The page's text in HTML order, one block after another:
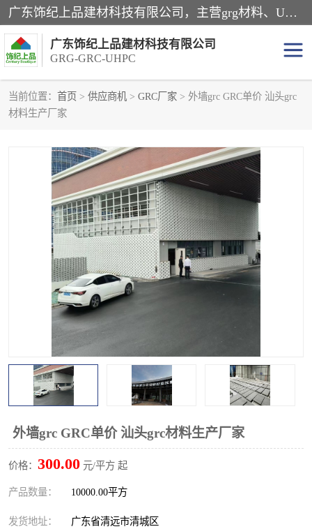
广东饰纪上品建材科技有限公司，主营grg材料、UHPC板、grc构件、uhpc幕墙板、grg厂家、grc厂家、uhpc厂家、GRG吊顶、grg石膏板、grg构件、外墙grc线条、grg造型、grg材料定制，uhpc高性能混凝土，uhpc构件，uhpc镂空挂板，grg材料生产厂家，广东grg厂家，广东grc厂家，联系方式*，2万平厂房，如果您对我公司的产品服务感兴趣，请联系我们。
广东饰纪上品建材科技有限公司
GRG-GRC-UHPC
当前位置： 首页 > 供应商机 > GRC厂家 > 外墙grc GRC单价 汕头grc
材料生产厂家
外墙grc GRC单价 汕头grc材料生产厂家
价格： 300.00 元/平方 起
产品数量： 10000.00平方
发货地址： 广东省清远市清城区
GRG构件
UHPC构件 发泡陶瓷装饰构件
GRG造型 GRC厂家
GRG吊顶 GRG材料生产厂家
UHPC幕墙板 GRC树池坐凳
UHPC树池坐凳